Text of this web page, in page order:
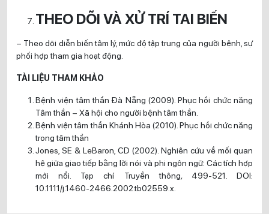
THEO DÕI VÀ XỬ TRÍ TAI BIẾN
– Theo dõi diễn biến tâm lý, mức độ tập trung của người bệnh, sự
phối hợp tham gia hoạt động.
TÀI LIỆU THAM KHẢO
Bệnh viện tâm thần Đà Nẵng (2009). Phục hồi chức năng
Tâm thần – Xã hội cho người bệnh tâm thần.
Bệnh viện tâm thần Khánh Hòa (2010). Phục hồi chức năng
trong tâm thần
Jones, SE & LeBaron, CD (2002). Nghiên cứu về mối quan
hệ giữa giao tiếp bằng lời nói và phi ngôn ngữ: Các tích hợp
mới nổi. Tạp chí Truyền thông, 499-521. DOI:
10.1111/j.1460-2466.2002.tb02559.x.